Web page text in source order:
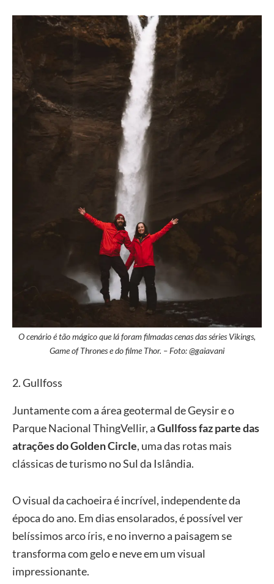
O cenário é tão mágico que lá foram filmadas cenas das séries Vikings,
Game of Thrones e do filme Thor. – Foto: @gaiavani
2. Gullfoss
Juntamente com a área geotermal de Geysir e o
Parque Nacional ThingVellir, aGullfoss faz parte das
atrações do Golden Circle, uma das rotas mais
clássicas de turismo no Sul da Islândia.
O visual da cachoeira é incrível, independente da
época do ano. Em dias ensolarados, é possível ver
belíssimos arco íris, e no inverno a paisagem se
transforma com gelo e neve em um visual
impressionante.